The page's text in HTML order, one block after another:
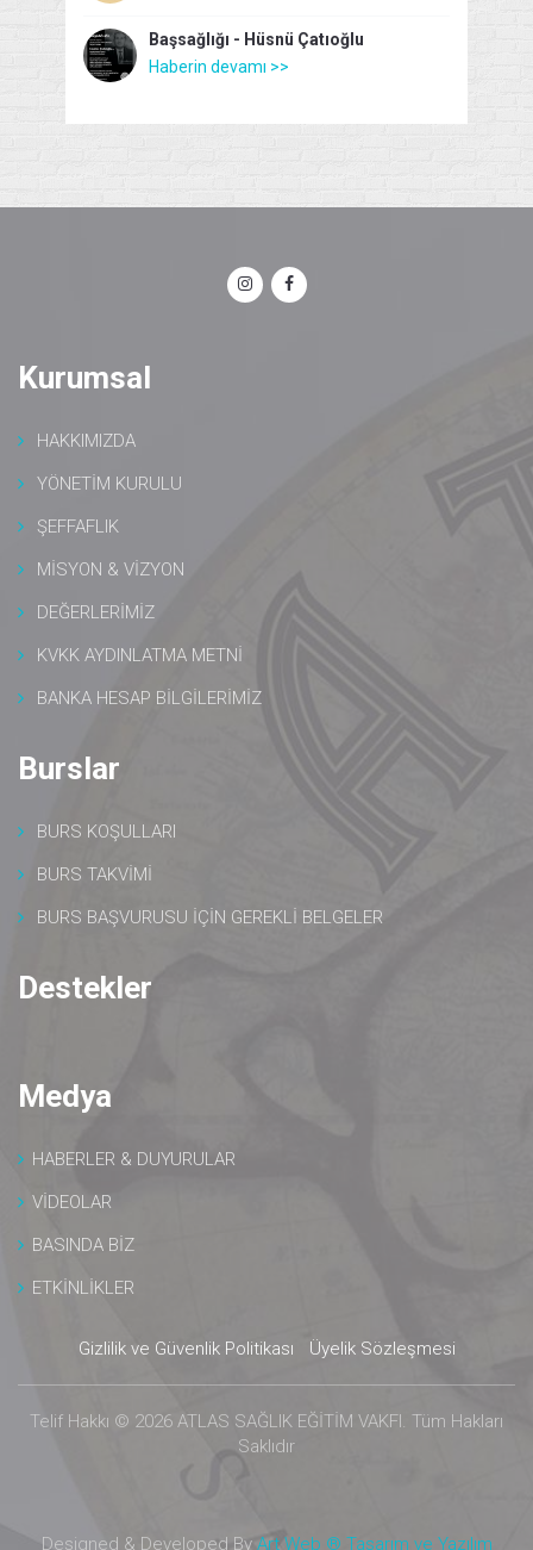
Başsağlığı - Hüsnü Çatıoğlu
Haberin devamı >>
Kurumsal
HAKKIMIZDA
YÖNETİM KURULU
ŞEFFAFLIK
MİSYON & VİZYON
DEĞERLERİMİZ
KVKK AYDINLATMA METNİ
BANKA HESAP BİLGİLERİMİZ
Burslar
BURS KOŞULLARI
BURS TAKVİMİ
BURS BAŞVURUSU İÇİN GEREKLİ BELGELER
Destekler
Medya
HABERLER & DUYURULAR
VİDEOLAR
BASINDA BİZ
ETKİNLİKLER
Gizlilik ve Güvenlik Politikası Üyelik Sözleşmesi
Telif Hakkı © 2026 ATLAS SAĞLIK EĞİTİM VAKFI. Tüm Hakları
Saklıdır
Designed & Developed By Art Web ® Tasarım ve Yazılım